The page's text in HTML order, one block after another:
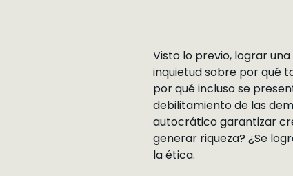
Visto lo previo, lograr
inquietud sobre por qué
por qué incluso se
debilitamiento de las
autocrático garantizar
generar riqueza? ¿Se
la ética.